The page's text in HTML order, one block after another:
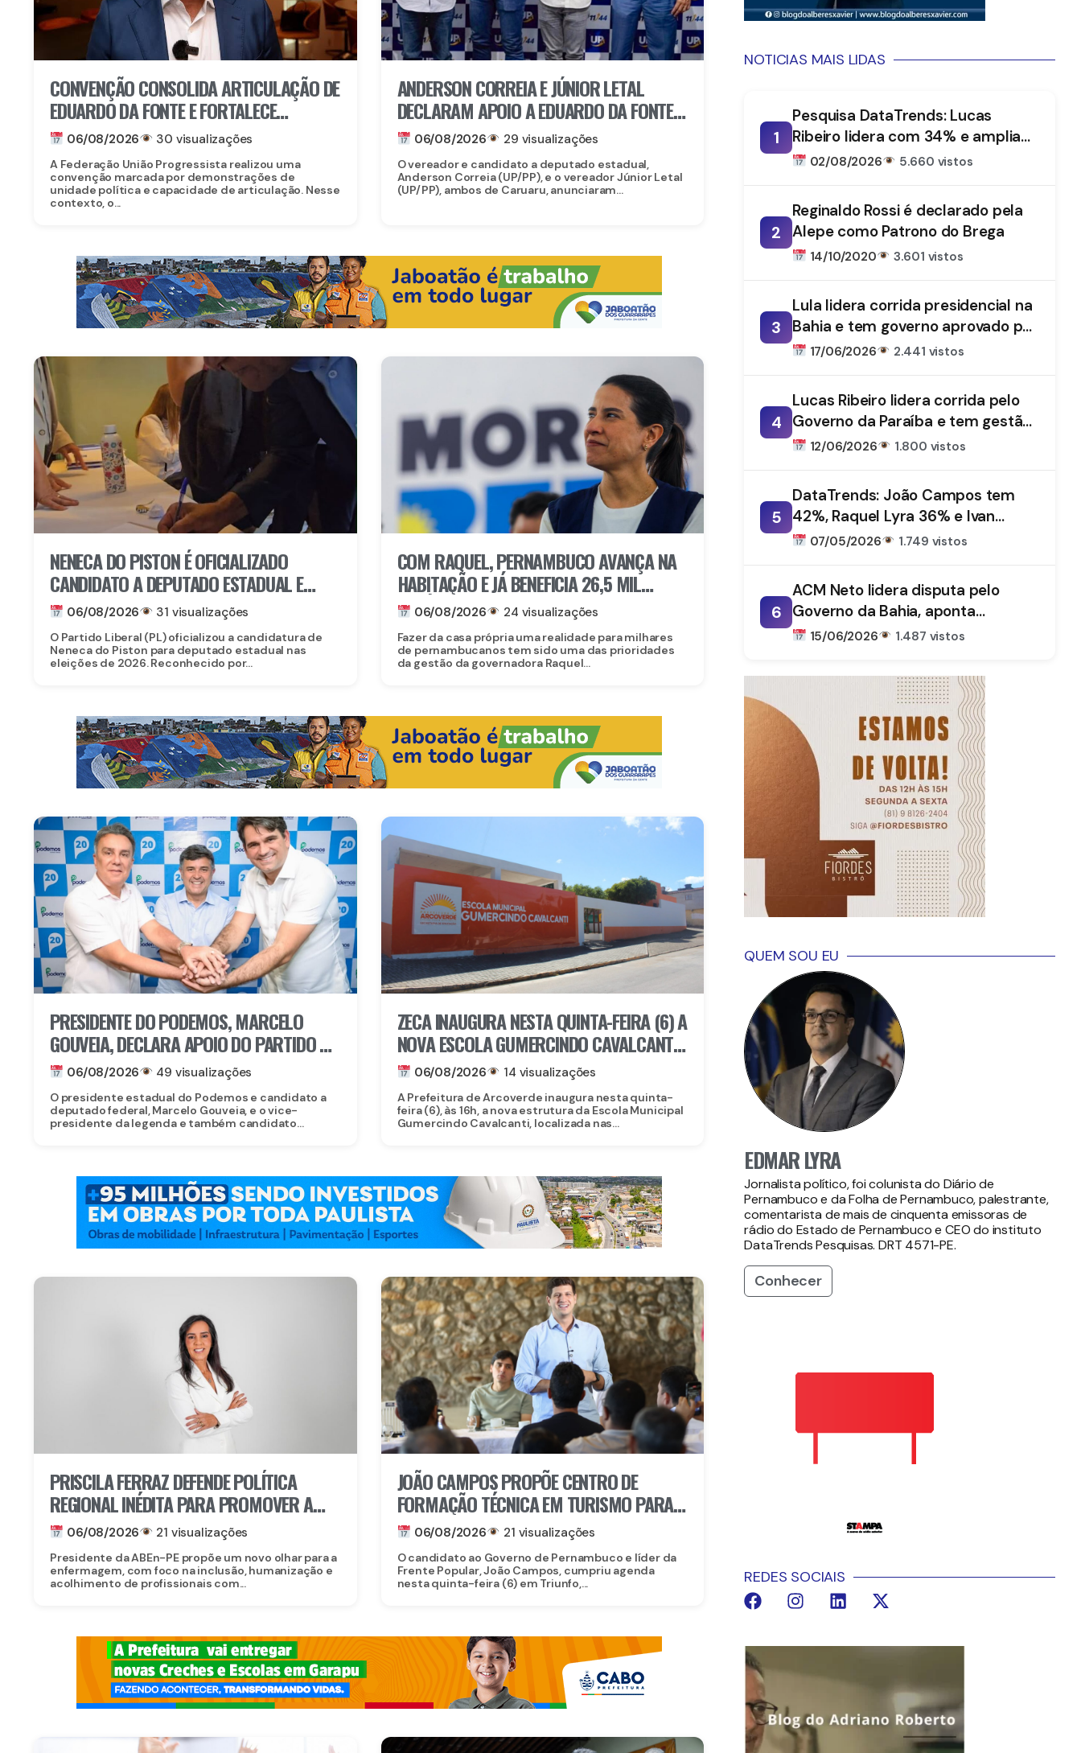
CONVENÇÃO CONSOLIDA ARTICULAÇÃO DE
EDUARDO DA FONTE E FORTALECE
PROJETO PARA O SENADO
06/08/2026 30 visualizações
A Federação União Progressista realizou uma
convenção marcada por demonstrações de
unidade política e capacidade de articulação. Nesse
contexto, o...
ANDERSON CORREIA E JÚNIOR LETAL
DECLARAM APOIO A EDUARDO DA FONTE
PARA O SENADO E LULA DA FONTE PARA
DEPUTADO FEDERAL
06/08/2026 29 visualizações
O vereador e candidato a deputado estadual,
Anderson Correia (UP/PP), e o vereador Júnior Letal
(UP/PP), ambos de Caruaru, anunciaram...
NENECA DO PISTON É OFICIALIZADO
CANDIDATO A DEPUTADO ESTADUAL E
FORTALECE CHAPA DO PL EM
PERNAMBUCO
06/08/2026 31 visualizações
O Partido Liberal (PL) oficializou a candidatura de
Neneca do Piston para deputado estadual nas
eleições de 2026. Reconhecido por...
COM RAQUEL, PERNAMBUCO AVANÇA NA
HABITAÇÃO E JÁ BENEFICIA 26,5 MIL
FAMÍLIAS COM O MORAR BEM – ENTRADA
GARANTIDA
06/08/2026 24 visualizações
Fazer da casa própria uma realidade para milhares
de pernambucanos tem sido uma das prioridades
da gestão da governadora Raquel...
PRESIDENTE DO PODEMOS, MARCELO
GOUVEIA, DECLARA APOIO DO PARTIDO À
CANDIDATURA DE EDUARDO DA FONTE AO
SENADO
06/08/2026 49 visualizações
O presidente estadual do Podemos e candidato a
deputado federal, Marcelo Gouveia, e o vice-
presidente da legenda e também candidato...
ZECA INAUGURA NESTA QUINTA-FEIRA (6) A
NOVA ESCOLA GUMERCINDO CAVALCANTI
E AUTORIZA OBRAS DE CALÇAMENTO EM
ARCOVERDE
06/08/2026 14 visualizações
A Prefeitura de Arcoverde inaugura nesta quinta-
feira (6), às 16h, a nova estrutura da Escola Municipal
Gumercindo Cavalcanti, localizada nas...
PRISCILA FERRAZ DEFENDE POLÍTICA
REGIONAL INÉDITA PARA PROMOVER A
INCLUSÃO DE ENFERMEIROS PCDS E
ATÍPICOS EM PERNAMBUCO
06/08/2026 21 visualizações
Presidente da ABEn-PE propõe um novo olhar para a
enfermagem, com foco na inclusão, humanização e
acolhimento de profissionais com...
JOÃO CAMPOS PROPÕE CENTRO DE
FORMAÇÃO TÉCNICA EM TURISMO PARA
FORTALECER TRIUNFO
06/08/2026 21 visualizações
O candidato ao Governo de Pernambuco e líder da
Frente Popular, João Campos, cumpriu agenda
nesta quinta-feira (6) em Triunfo,...
NOTICIAS MAIS LIDAS
1
Pesquisa DataTrends: Lucas
Ribeiro lidera com 34% e amplia
vantagem na disputa pelo
02/08/2026 5.660 vistos
2
Reginaldo Rossi é declarado pela
Alepe como Patrono do Brega
14/10/2020 3.601 vistos
3
Lula lidera corrida presidencial na
Bahia e tem governo aprovado por
61%, aponta DataTrends
17/06/2026 2.441 vistos
4
Lucas Ribeiro lidera corrida pelo
Governo da Paraíba e tem gestão
aprovada por 66%, aponta
12/06/2026 1.800 vistos
5
DataTrends: João Campos tem
42%, Raquel Lyra 36% e Ivan
Moraes 1%
07/05/2026 1.749 vistos
6
ACM Neto lidera disputa pelo
Governo da Bahia, aponta
DataTrends
15/06/2026 1.487 vistos
QUEM SOU EU
EDMAR LYRA
Jornalista político, foi colunista do Diário de
Pernambuco e da Folha de Pernambuco, palestrante,
comentarista de mais de cinquenta emissoras de
rádio do Estado de Pernambuco e CEO do instituto
DataTrends Pesquisas. DRT 4571-PE.
Conhecer
REDES SOCIAIS